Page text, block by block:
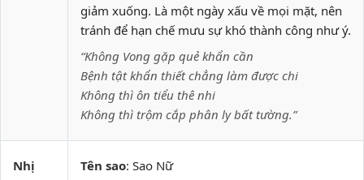
giảm xuống. Là một ngày xấu về mọi mặt, nên
tránh để hạn chế mưu sự khó thành công như ý.
“Không Vong gặp quẻ khẩn cần
Bệnh tật khẩn thiết chẳng làm được chi
Không thì ôn tiểu thê nhi
Không thì trộm cắp phân ly bất tường.”
Nhị
Tên sao: Sao Nữ